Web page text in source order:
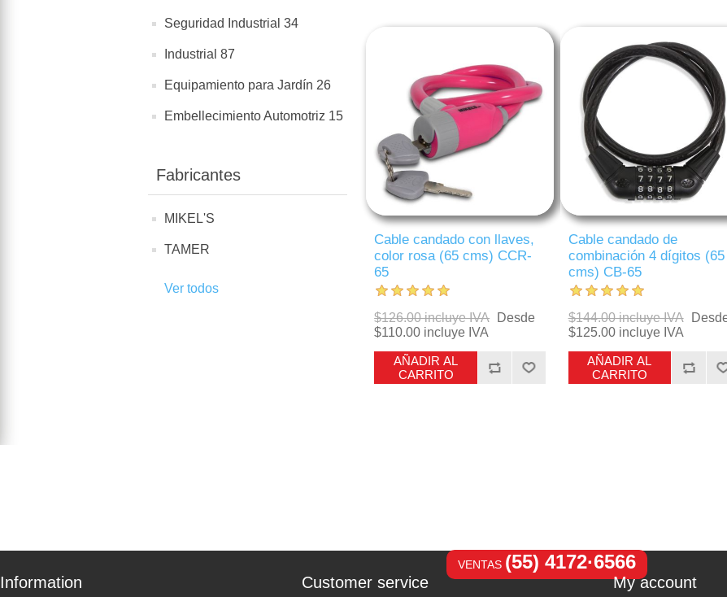
Seguridad Industrial 34
Industrial 87
Equipamiento para Jardín 26
Embellecimiento Automotriz 15
Fabricantes
MIKEL'S
TAMER
Ver todos
Cable candado con llaves,
color rosa (65 cms) CCR-
65
$126.00 incluye IVA
Desde
$110.00 incluye IVA
AÑADIR AL
CARRITO
Cable candado de
combinación 4 dígitos (65
cms) CB-65
$144.00 incluye IVA
$125.00 incluye IVA
AÑADIR AL
CARRITO
VENTAS (55) 4172·6566
Information Customer service My account